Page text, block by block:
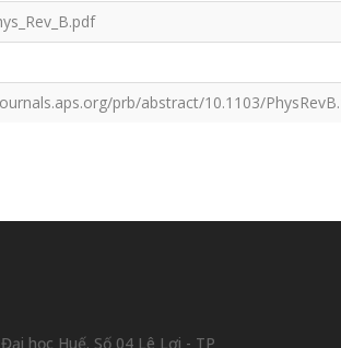
prb/abstract/10.1103/
học Huế. Số 04 Lê Lợi - TP